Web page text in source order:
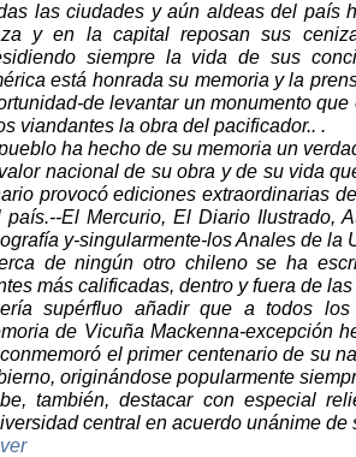
las ciudades y aún aldeas del país
y en la capital reposan sus
siempre la vida de sus
está honrada su memoria y la
de levantar un monumento
viandantes la obra del pacificador.. .
ha hecho de su memoria un
nacional de su obra y de su vida
provocó ediciones extraordinarias
país.--El Mercurio, El Diario Ilustrado,
y-singularmente-los Anales de la
de ningún otro chileno se ha
más calificadas, dentro y fuera de
supérfluo añadir que a todos
de Vicuña Mackenna-excepción
el primer centenario de su
originándose popularmente
también, destacar con especial
central en acuerdo unánime de